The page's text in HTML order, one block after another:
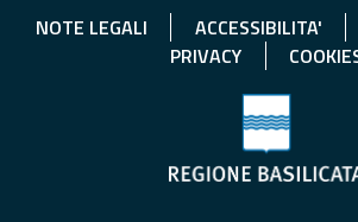
NOTE LEGALI ACCESSIBILITA'
PRIVACY